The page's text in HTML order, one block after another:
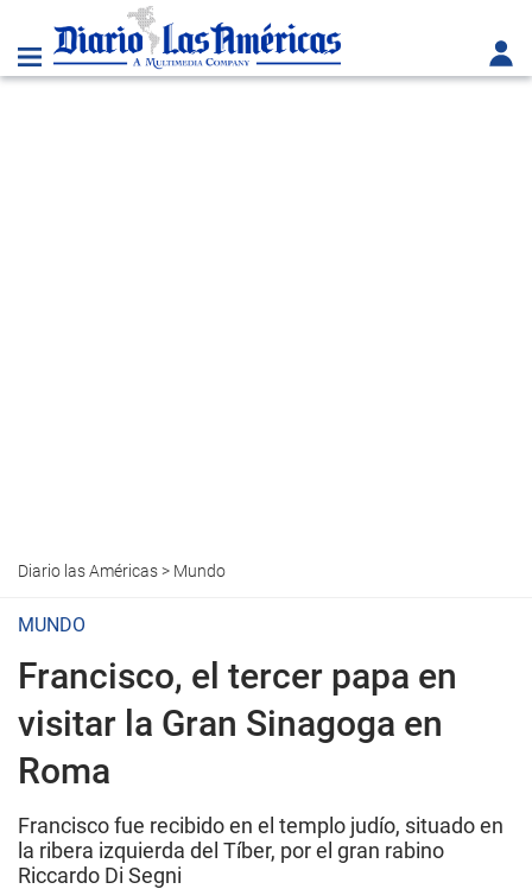
Diario las Américas> Mundo
MUNDO
Francisco, el tercer papa en
visitar la Gran Sinagoga en
Roma
Francisco fue recibido en el templo judío, situado en
la ribera izquierda del Tíber, por el gran rabino
Riccardo Di Segni